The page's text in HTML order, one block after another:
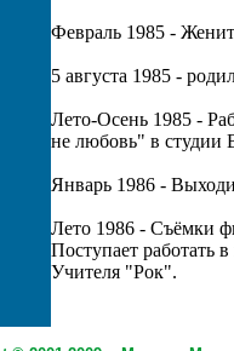
Февраль 1985 -
5 августа 1985 -
Лето-Осень 1985 -
не любовь" в студии
Январь 1986 -
Лето 1986 - Съёмки
Поступает работать
Учителя "Рок".